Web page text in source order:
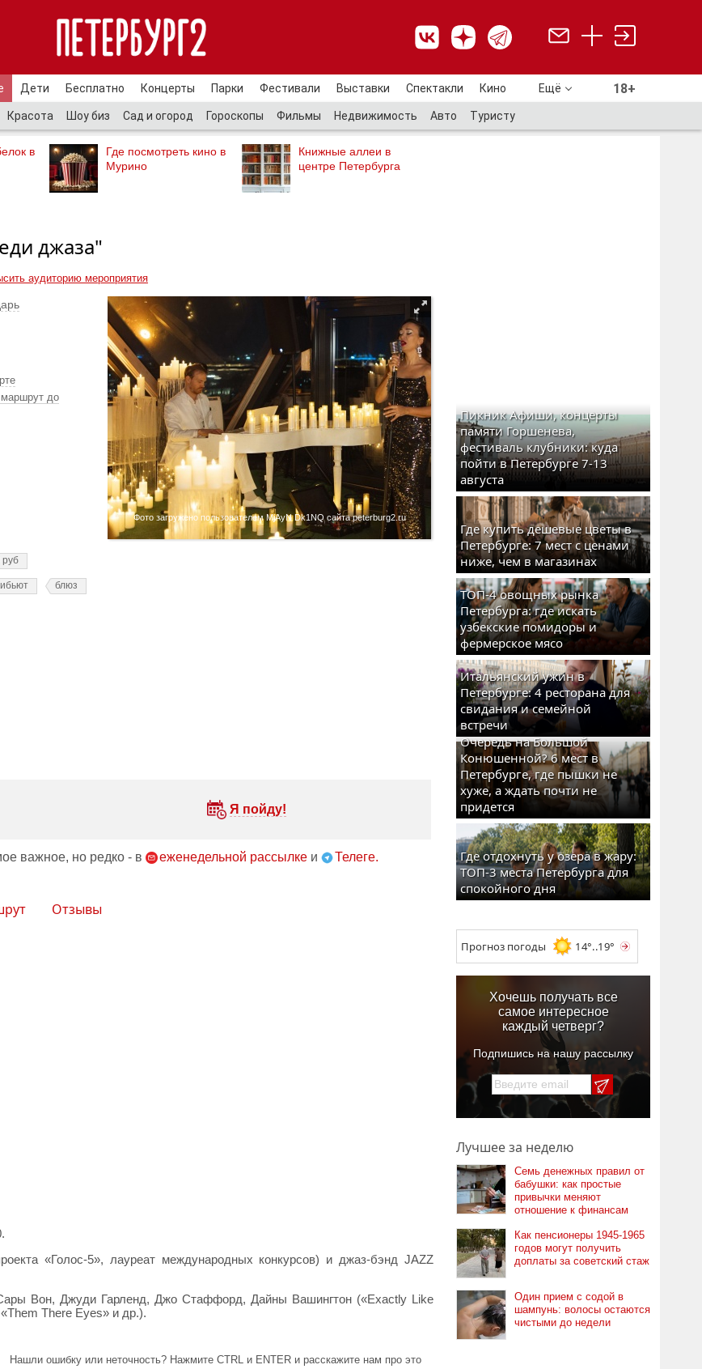
Дети Бесплатно Концерты Парки Фестивали Выставки Спектакли Кино Ещё 18+
Красота Шоу биз Сад и огород Гороскопы Фильмы Недвижимость Авто Туристу
в
Где посмотреть кино в
Мурино
Книжные аллеи в
центре Петербурга
джаза"
аудиторию мероприятия
маршрут до
руб
блюз
Фото загружено пользователем MjAyN Dk1NQ сайта peterburg2.ru
Я пойду!
важное, но редко - в еженедельной рассылке и Телеге.
Отзывы
«Голос-5», лауреат международных конкурсов) и джаз-бэнд JAZZ
Вон, Джуди Гарленд, Джо Стаффорд, Дайны Вашингтон («Exactly Like
There Eyes» и др.).
Нашли ошибку или неточность? Нажмите CTRL и ENTER и расскажите нам про это
Пикник Афиши, концерты
памяти Горшенева,
фестиваль клубники: куда
пойти в Петербурге 7-13
августа
Где купить дешевые цветы в
Петербурге: 7 мест с ценами
ниже, чем в магазинах
ТОП-4 овощных рынка
Петербурга: где искать
узбекские помидоры и
фермерское мясо
Итальянский ужин в
Петербурге: 4 ресторана для
свидания и семейной
встречи
Очередь на Большой
Конюшенной? 6 мест в
Петербурге, где пышки не
хуже, а ждать почти не
придется
Где отдохнуть у озера в жару:
ТОП-3 места Петербурга для
спокойного дня
Прогноз погоды 14°..19°
Хочешь получать все
самое интересное
каждый четверг?
Подпишись на нашу рассылку
Лучшее за неделю
Семь денежных правил от
бабушки: как простые
привычки меняют
отношение к финансам
Как пенсионеры 1945-1965
годов могут получить
доплаты за советский стаж
Один прием с содой в
шампунь: волосы остаются
чистыми до недели